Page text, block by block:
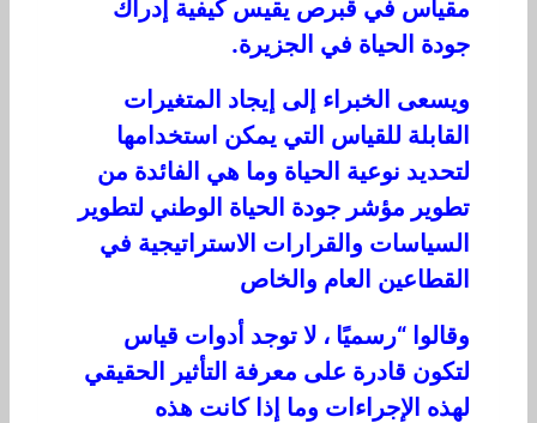
مقياس في قبرص يقيس كيفية إدراك
جودة الحياة في الجزيرة.
ويسعى الخبراء إلى إيجاد المتغيرات
القابلة للقياس التي يمكن استخدامها
لتحديد نوعية الحياة وما هي الفائدة من
تطوير مؤشر جودة الحياة الوطني لتطوير
السياسات والقرارات الاستراتيجية في
القطاعين العام والخاص
وقالوا “رسميًا ، لا توجد أدوات قياس
لتكون قادرة على معرفة التأثير الحقيقي
لهذه الإجراءات وما إذا كانت هذه